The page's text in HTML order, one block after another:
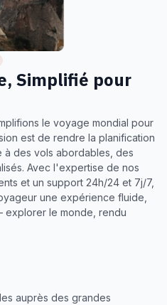
Simplifié pour
le voyage mondial pour
est de rendre la planification
des vols abordables, des
Avec l'expertise de nos
et un support 24h/24 et 7j/7,
une expérience fluide,
le monde, rendu
auprès des grandes